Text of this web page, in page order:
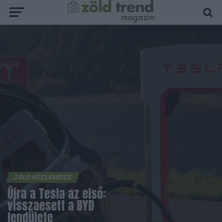
ZÖLD KÖZLEKEDÉS
Újra a Tesla az első:
visszaesett a BYD
lendülete